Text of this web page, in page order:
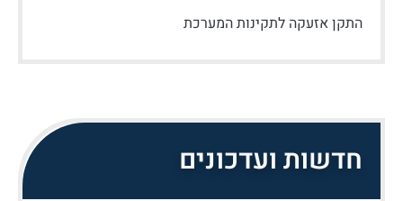
התקן אזעקה לתקינות המערכת
חדשות ועדכונים